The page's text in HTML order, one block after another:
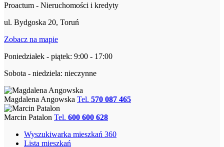
Proactum - Nieruchomości i kredyty
ul. Bydgoska 20, Toruń
Zobacz na mapie
Poniedziałek - piątek: 9:00 - 17:00
Sobota - niedziela: nieczynne
Magdalena Angowska Tel. 570 087 465
Marcin Patalon Tel. 600 600 628
Wyszukiwarka mieszkań 360
Lista mieszkań